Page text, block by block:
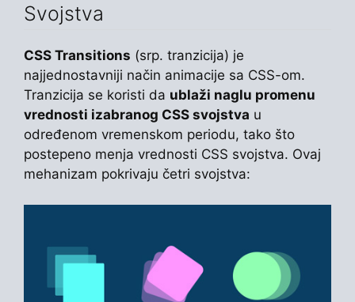
Svojstva
CSS Transitions (srp. tranzicija) je
najjednostavniji način animacije sa CSS-om.
Tranzicija se koristi da ublaži naglu promenu
vrednosti izabranog CSS svojstva u
određenom vremenskom periodu, tako što
postepeno menja vrednosti CSS svojstva. Ovaj
mehanizam pokrivaju četri svojstva: